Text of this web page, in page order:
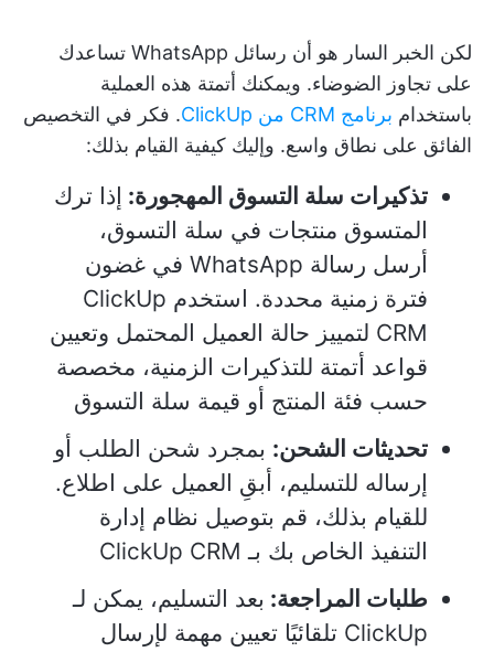
لكن الخبر السار هو أن رسائل WhatsApp تساعدك
على تجاوز الضوضاء. ويمكنك أتمتة هذه العملية
باستخدام برنامج CRM من ClickUp
. فكر في التخصيص
الفائق على نطاق واسع. وإليك كيفية القيام بذلك:
تذكيرات سلة التسوق المهجورة: إذا ترك
المتسوق منتجات في سلة التسوق،
أرسل رسالة WhatsApp في غضون
فترة زمنية محددة. استخدم ClickUp
CRM لتمييز حالة العميل المحتمل وتعيين
قواعد أتمتة للتذكيرات الزمنية، مخصصة
حسب فئة المنتج أو قيمة سلة التسوق
تحديثات الشحن: بمجرد شحن الطلب أو
إرساله للتسليم، أبقِ العميل على اطلاع.
للقيام بذلك، قم بتوصيل نظام إدارة
التنفيذ الخاص بك بـ ClickUp CRM
طلبات المراجعة: بعد التسليم، يمكن لـ
ClickUp تلقائيًا تعيين مهمة لإرسال